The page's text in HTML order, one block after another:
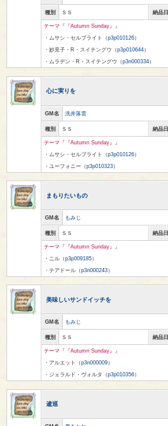
種別 ＳＳ 納品日
テーマ『『Autumn Sunday』』
・ムサシ・セルブライト（p3p010126）
・妙見子・R・スイテングウ（p3p010644）
・ムラデン・R・スイテングウ（p3n000334）
心に実りを
GM名 洗井落雲
種別 ＳＳ 納品日
テーマ『『Autumn Sunday』』
・ムサシ・セルブライト（p3p010126）
・ユーフォニー（p3p010323）
まもりたいもの
GM名 もみじ
種別 ＳＳ 納品日
テーマ『『Autumn Sunday』』
・ニル（p3p009185）
・テアドール（p3n000243）
美味しいサンドイッチを
GM名 もみじ
種別 ＳＳ 納品日
テーマ『『Autumn Sunday』』
・アルエット（p3n000009）
・ジェラルド・ヴォルタ（p3p010356）
逡巡